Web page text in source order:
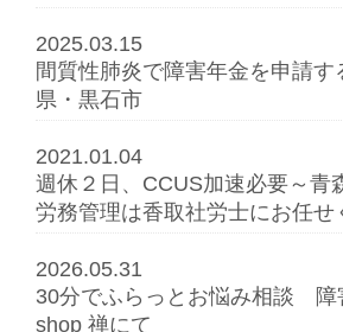
2025.03.15
間質性肺炎で障害年金を申請す
県・黒石市
2021.01.04
週休２日、CCUS加速必要～青
労務管理は香取社労士にお任せ
2026.05.31
30分でふらっとお悩み相談
shop 禅にて